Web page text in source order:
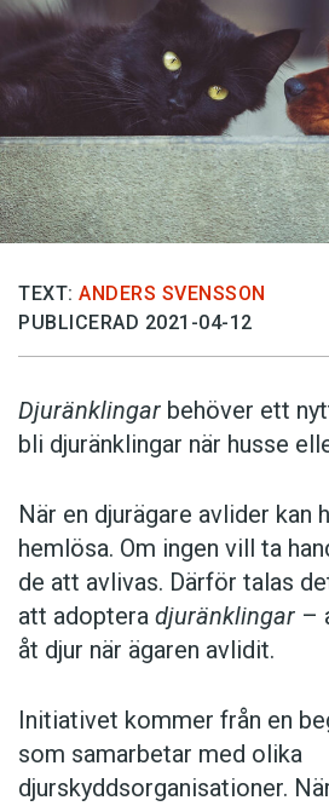
TEXT: ANDERS SVENSSON
PUBLICERAD 2021-04-12
Djuränklingar behöver ett
bli djuränklingar när husse
När en djurägare avlider kan
hemlösa. Om ingen vill ta
de att avlivas. Därför talas
att adoptera djuränklingar –
åt djur när ägaren avlidit.
Initiativet kommer från en
som samarbetar med olika
djurskyddsorganisationer.